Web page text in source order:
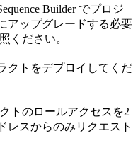
Builder でプロジ
アップグレードする必要
ください。
クトをデプロイしてくだ
トのロールアクセスを2
レスからのみリクエスト